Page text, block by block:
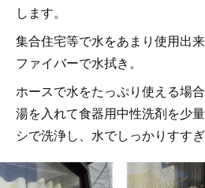
します。
集合住宅等で水をあまり使用出
ファイバーで水拭き。
ホースで水をたっぷり使える場
湯を入れて食器用中性洗剤を少
シで洗浄し、水でしっかりすすぎ